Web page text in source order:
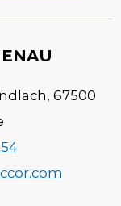
, 67500